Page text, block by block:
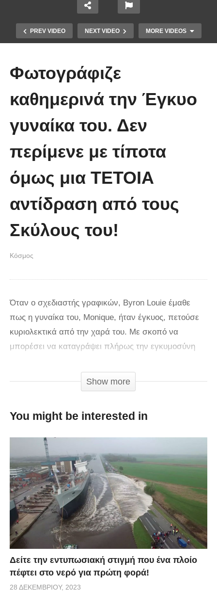
PREV VIDEO NEXT VIDEO MORE VIDEOS
Οι 5 Γιατροί Κρύφτηκαν πίσω από
όταν έπεσε απλά ΔΕΝ περιγράφεται!
Φωτογράφιζε
καθημερινά την Έγκυο
γυναίκα του. Δεν
περίμενε με τίποτα
όμως μια ΤΕΤΟΙΑ
αντίδραση από τους
Σκύλους του!
Κόσμος
Όταν ο σχεδιαστής γραφικών, Byron Louie έμαθε
πως η γυναίκα του, Monique, ήταν έγκυος, πετούσε
κυριολεκτικά από την χαρά του. Με σκοπό να
μπορέσει να καταγράψει πλήρως την εγκυμοσύνη
μέσα σε 90 δευτερόλεπτα δείχνει όλο τα ταξίδι της.
“Διώξαμε το άγχος μας με δημιουργικό τρόπο,” είπε ο
εκατομμύρια προβολές και συνεχίζει να μαγεύει
Credit:hefty.co
Show more
You might be interested in
Δείτε την εντυπωσιακή στιγμή που ένα πλοίο
πέφτει στο νερό για πρώτη φορά!
28 ΔΕΚΕΜΒΡΊΟΥ, 2023